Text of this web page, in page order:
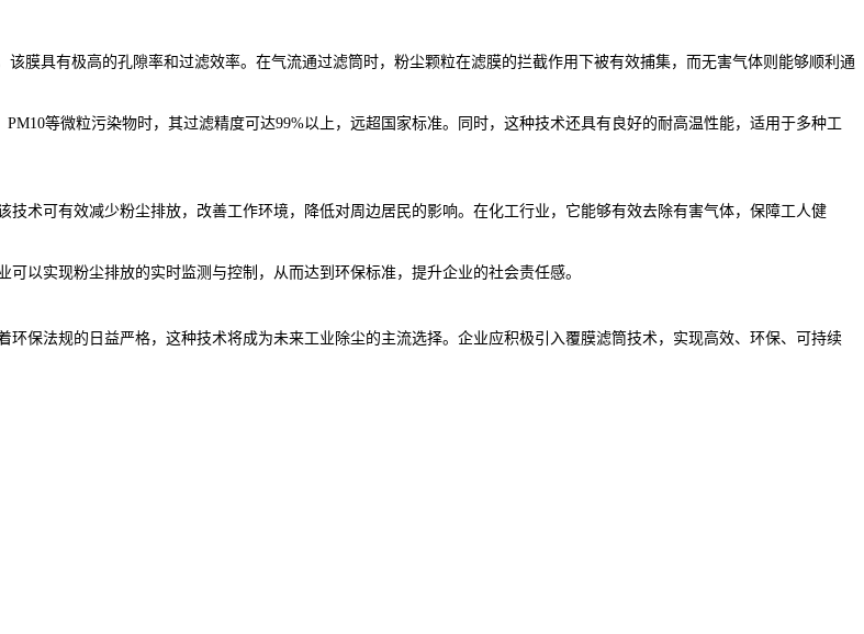
膜具有极高的孔隙率和过滤效率。在气流通过滤筒时，粉尘颗粒在滤膜的拦截作用下被有效捕集，而无害气体则能够顺利通
等微粒污染物时，其过滤精度可达99%以上，远超国家标准。同时，这种技术还具有良好的耐高温性能，适用于多种工
术可有效减少粉尘排放，改善工作环境，降低对周边居民的影响。在化工行业，它能够有效去除有害气体，保障工人健
以实现粉尘排放的实时监测与控制，从而达到环保标准，提升企业的社会责任感。
保法规的日益严格，这种技术将成为未来工业除尘的主流选择。企业应积极引入覆膜滤筒技术，实现高效、环保、可持续